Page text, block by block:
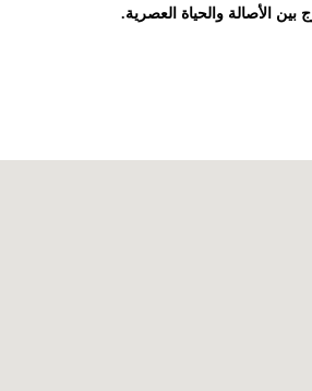
الأصالة والحياة العصرية.